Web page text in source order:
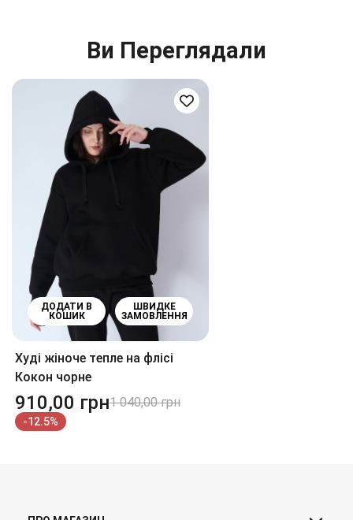
Ви Переглядали
ДОДАТИ В
КОШИК
ШВИДКЕ
ЗАМОВЛЕННЯ
Худі жіноче тепле на флісі
Кокон чорне
910,00 грн1 040,00 грн
-12.5%